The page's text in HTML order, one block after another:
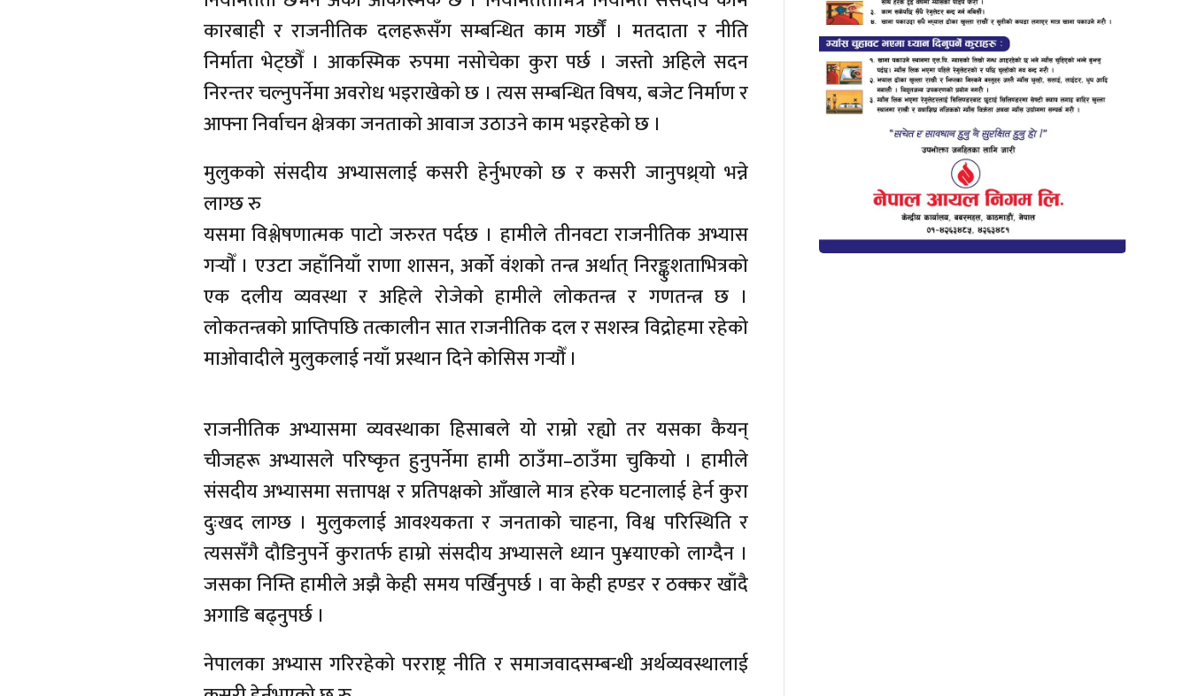
कारबाही र राजनीतिक दलहरूसँग सम्बन्धित काम गर्छौं । मतदाता र नीति
निर्माता भेट्छौँ । आकस्मिक रुपमा नसोचेका कुरा पर्छ । जस्तो अहिले सदन
निरन्तर चल्नुपर्नेमा अवरोध भइराखेको छ । त्यस सम्बन्धित विषय, बजेट निर्माण र
आफ्ना निर्वाचन क्षेत्रका जनताको आवाज उठाउने काम भइरहेको छ ।
मुलुकको संसदीय अभ्यासलाई कसरी हेर्नुभएको छ र कसरी जानुपथ्र्यो भन्ने
लाग्छ रु
यसमा विश्लेषणात्मक पाटो जरुरत पर्दछ । हामीले तीनवटा राजनीतिक अभ्यास
गर्‍यौँ । एउटा जहाँनियाँ राणा शासन, अर्को वंशको तन्त्र अर्थात् निरङ्कुशताभित्रको
एक दलीय व्यवस्था र अहिले रोजेको हामीले लोकतन्त्र र गणतन्त्र छ ।
लोकतन्त्रको प्राप्तिपछि तत्कालीन सात राजनीतिक दल र सशस्त्र विद्रोहमा रहेको
माओवादीले मुलुकलाई नयाँ प्रस्थान दिने कोसिस गर्‍यौँ ।
राजनीतिक अभ्यासमा व्यवस्थाका हिसाबले यो राम्रो रह्यो तर यसका कैयन्
चीजहरू अभ्यासले परिष्कृत हुनुपर्नेमा हामी ठाउँमा–ठाउँमा चुकियो । हामीले
संसदीय अभ्यासमा सत्तापक्ष र प्रतिपक्षको आँखाले मात्र हरेक घटनालाई हेर्न कुरा
दुःखद लाग्छ । मुलुकलाई आवश्यकता र जनताको चाहना, विश्व परिस्थिति र
त्यससँगै दौडिनुपर्ने कुरातर्फ हाम्रो संसदीय अभ्यासले ध्यान पु¥याएको लाग्दैन ।
जसका निम्ति हामीले अझै केही समय पर्खिनुपर्छ । वा केही हण्डर र ठक्कर खाँदै
अगाडि बढ्नुपर्छ ।
नेपालका अभ्यास गरिरहेको परराष्ट्र नीति र समाजवादसम्बन्धी अर्थव्यवस्थालाई